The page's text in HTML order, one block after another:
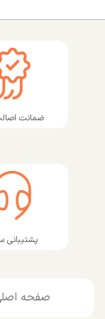
ضمانت
پشتیبانی
صفحه